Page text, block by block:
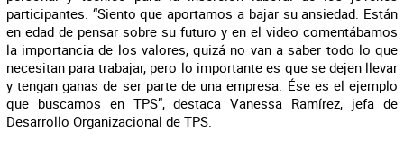
participantes. “Siento que aportamos a bajar su ansiedad. Están
en edad de pensar sobre su futuro y en el video comentábamos
la importancia de los valores, quizá no van a saber todo lo que
necesitan para trabajar, pero lo importante es que se dejen llevar
y tengan ganas de ser parte de una empresa. Ése es el ejemplo
que buscamos en TPS”, destaca Vanessa Ramírez, jefa de
Desarrollo Organizacional de TPS.